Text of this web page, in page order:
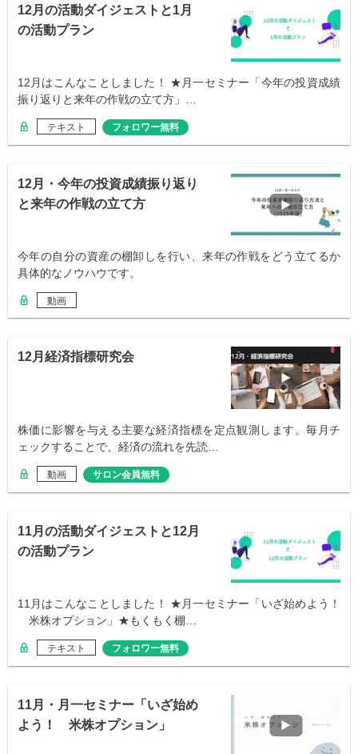
12月の活動ダイジェストと1月
の活動プラン
12月はこんなことしました！ ★月一セミナー「今年の投資成績
振り返りと来年の作戦の立て方」…
テキスト フォロワー無料
12月・今年の投資成績振り返り
と来年の作戦の立て方
今年の自分の資産の棚卸しを行い、来年の作戦をどう立てるか
具体的なノウハウです。
動画
12月経済指標研究会
株価に影響を与える主要な経済指標を定点観測します。毎月チ
ェックすることで、経済の流れを先読…
動画 サロン会員無料
11月の活動ダイジェストと12月
の活動プラン
11月はこんなことしました！ ★月一セミナー「いざ始めよう！
米株オプション」★もくもく棚…
テキスト フォロワー無料
11月・月一セミナー「いざ始め
よう！ 米株オプション」